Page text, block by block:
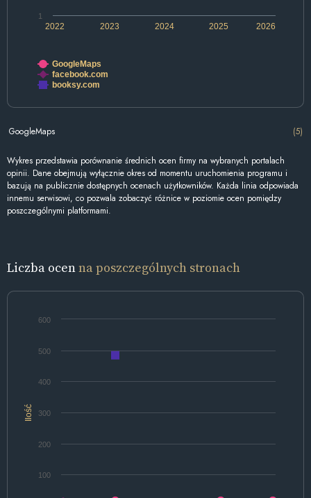
2022 2024 2026
2023 2025
1
GoogleMaps
facebook.com
booksy.com
GoogleMaps (5)
Wykres przedstawia porównanie średnich ocen firmy na wybranych portalach
opinii. Dane obejmują wyłącznie okres od momentu uruchomienia programu i
bazują na publicznie dostępnych ocenach użytkowników. Każda linia odpowiada
innemu serwisowi, co pozwala zobaczyć różnice w poziomie ocen pomiędzy
poszczególnymi platformami.
Liczba ocenna poszczególnych stronach
Ilość
100
200
300
400
500
600